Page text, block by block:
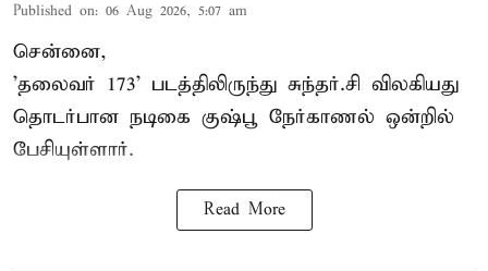
Published on: 06 Aug 2026, 5:07 am
சென்னை,
'தலைவர் 173' படத்திலிருந்து சுந்தர்.சி விலகியது
தொடர்பான நடிகை குஷ்பூ நேர்காணல் ஒன்றில்
பேசியுள்ளார்.
Read More